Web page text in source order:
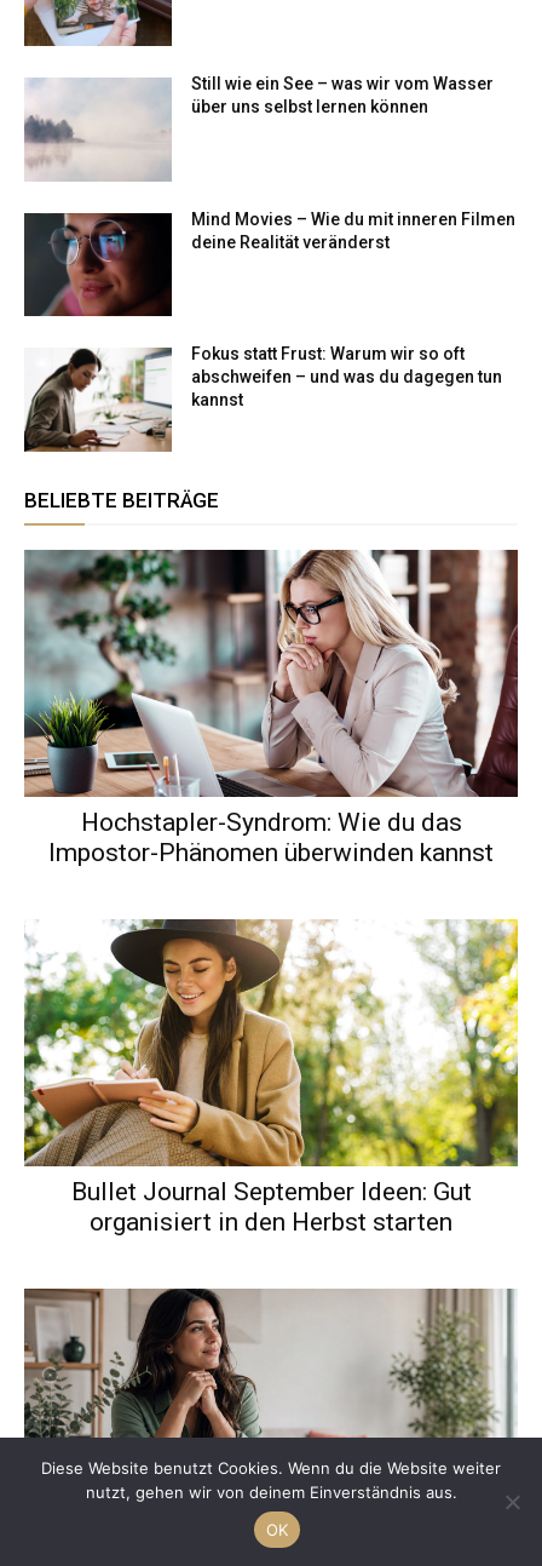
Still wie ein See – was wir vom Wasser
über uns selbst lernen können
Mind Movies – Wie du mit inneren Filmen
deine Realität veränderst
Fokus statt Frust: Warum wir so oft
abschweifen – und was du dagegen tun
kannst
BELIEBTE BEITRÄGE
Hochstapler-Syndrom: Wie du das
Impostor-Phänomen überwinden kannst
Bullet Journal September Ideen: Gut
organisiert in den Herbst starten
Diese Website benutzt Cookies. Wenn du die Website weiter
nutzt, gehen wir von deinem Einverständnis aus.
OK